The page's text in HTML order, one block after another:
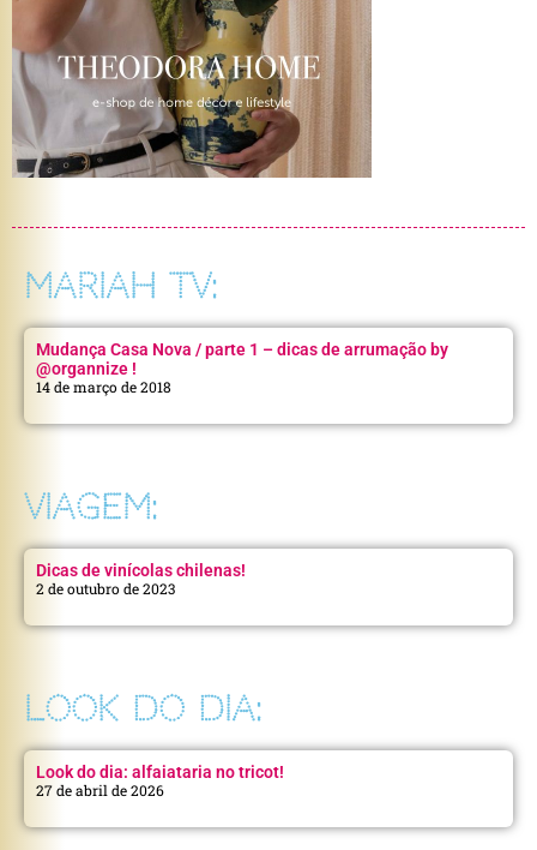
MARIAH TV:
Mudança Casa Nova / parte 1 – dicas de arrumação by
@organnize !
14 de março de 2018
VIAGEM:
Dicas de vinícolas chilenas!
2 de outubro de 2023
LOOK DO DIA:
Look do dia: alfaiataria no tricot!
27 de abril de 2026